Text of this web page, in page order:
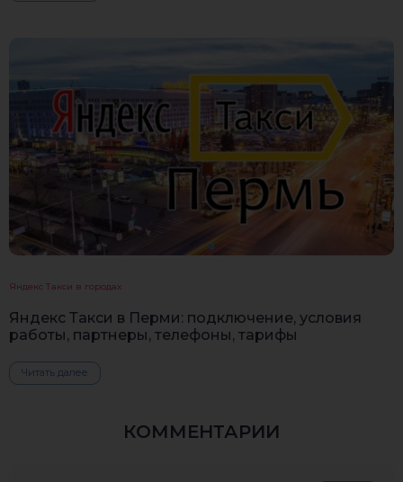
Яндекс Такси в городах
Яндекс Такси в Перми: подключение, условия
работы, партнеры, телефоны, тарифы
Читать далее
КОММЕНТАРИИ